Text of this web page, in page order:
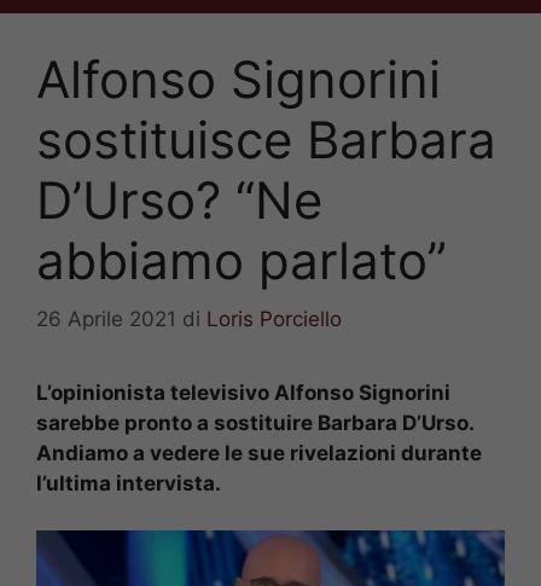
Alfonso Signorini
sostituisce Barbara
D’Urso? “Ne
abbiamo parlato”
26 Aprile 2021 di Loris Porciello
L’opinionista televisivo Alfonso Signorini
sarebbe pronto a sostituire Barbara D’Urso.
Andiamo a vedere le sue rivelazioni durante
l’ultima intervista.